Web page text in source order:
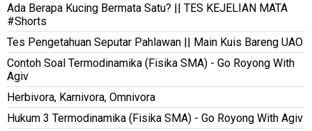
Ada Berapa Kucing Bermata Satu? || TES KEJELIAN MATA
#Shorts
Tes Pengetahuan Seputar Pahlawan || Main Kuis Bareng UAO
Contoh Soal Termodinamika (Fisika SMA) - Go Royong With
Agiv
Herbivora, Karnivora, Omnivora
Hukum 3 Termodinamika (Fisika SMA) - Go Royong With Agiv